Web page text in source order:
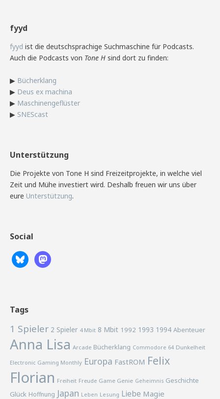
fyyd
fyyd ist die deutschsprachige Suchmaschine für Podcasts.
Auch die Podcasts von Tone H sind dort zu finden:
▶ Bücherklang
▶ Deus ex machina
▶ Maschinengeflüster
▶ SNEScast
Unterstützung
Die Projekte von Tone H sind Freizeitprojekte, in welche viel
Zeit und Mühe investiert wird. Deshalb freuen wir uns über
eure Unterstützung.
Social
Tags
1 Spieler 2 Spieler 4 Mbit 8 Mbit 1992 1993 1994 Abenteuer
Anna Lisa Arcade Bücherklang Commodore 64 Dunkelheit
Electronic Gaming Monthly Europa FastROM Felix
Florian Freiheit Freude Game Genie Geheimnis Geschichte
Glück Hoffnung Japan Leben Lesung Liebe Magie